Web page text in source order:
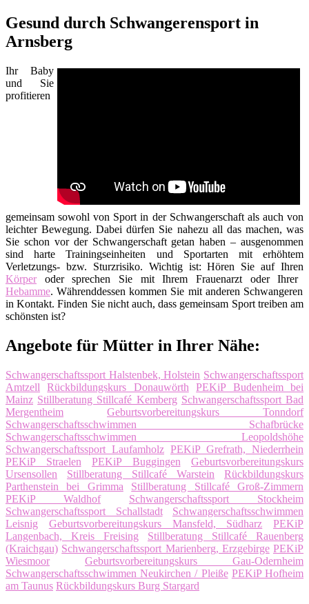
Gesund durch Schwangerensport in
Arnsberg
Ihr Baby
und Sie
profitieren
gemeinsam sowohl von Sport in der Schwangerschaft als auch von
leichter Bewegung. Dabei dürfen Sie nahezu all das machen, was
Sie schon vor der Schwangerschaft getan haben – ausgenommen
sind harte Trainingseinheiten und Sportarten mit erhöhtem
Verletzungs- bzw. Sturzrisiko. Wichtig ist: Hören Sie auf Ihren
Körperoder sprechen Sie mit Ihrem Frauenarzt oder Ihrer
Hebamme. Währenddessen kommen Sie mit anderen Schwangeren
in Kontakt. Finden Sie nicht auch, dass gemeinsam Sport treiben am
schönsten ist?
Angebote für Mütter in Ihrer Nähe:
Schwangerschaftssport Halstenbek, Holstein Schwangerschaftssport
Amtzell
Rückbildungskurs Donauwörth
PEKiP Budenheim bei
Mainz Stillberatung Stillcafé Kemberg Schwangerschaftssport Bad
Mergentheim
Geburtsvorbereitungskurs Tonndorf
Schwangerschaftsschwimmen Schafbrücke
Schwangerschaftsschwimmen Leopoldshöhe
Schwangerschaftssport Laufamholz PEKiP Grefrath, Niederrhein
PEKiP Straelen
PEKiP Buggingen
Geburtsvorbereitungskurs
Ursensollen
Stillberatung Stillcafé Warstein
Rückbildungskurs
Parthenstein bei Grimma
Stillberatung Stillcafé Groß-Zimmern
PEKiP Waldhof
Schwangerschaftssport Stockheim
Schwangerschaftssport Schallstadt
Schwangerschaftsschwimmen
Leisnig
Geburtsvorbereitungskurs Mansfeld, Südharz
PEKiP
Langenbach, Kreis Freising
Stillberatung Stillcafé Rauenberg
(Kraichgau) Schwangerschaftssport Marienberg, Erzgebirge PEKiP
Wiesmoor
Geburtsvorbereitungskurs Gau-Odernheim
Schwangerschaftsschwimmen Neukirchen / Pleiße PEKiP Hofheim
am Taunus Rückbildungskurs Burg Stargard